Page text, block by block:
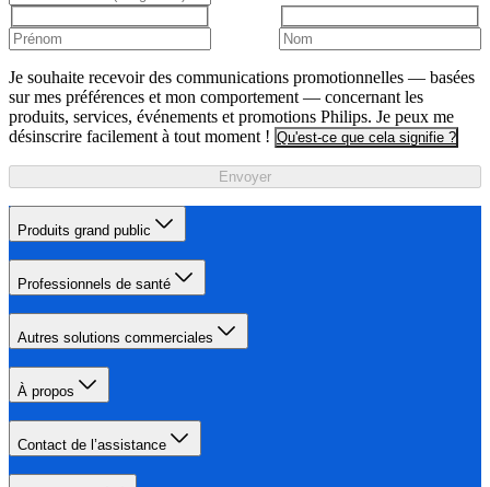
Je souhaite recevoir des communications promotionnelles — basées
sur mes préférences et mon comportement — concernant les
produits, services, événements et promotions Philips. Je peux me
désinscrire facilement à tout moment ! Qu'est-ce que cela signifie ?
Envoyer
Produits grand public
Professionnels de santé
Autres solutions commerciales
À propos
Contact de l’assistance